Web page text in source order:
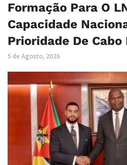
Formação Para O
Capacidade
Prioridade De Cabo
5 de Agosto, 2026